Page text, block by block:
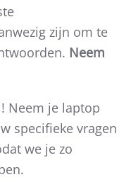
zijn om te
Neem
Neem je laptop
specifieke vragen
we je zo